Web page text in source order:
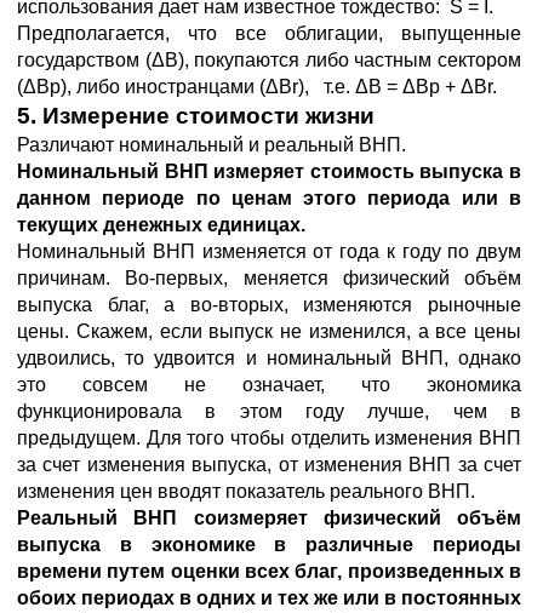
использования дает нам известное тождество: S = I.
Предполагается, что все облигации, выпущенные
государством (ΔB), покупаются либо частным сектором
(ΔBр), либо иностранцами (ΔBr), т.е. ΔB = ΔBр + ΔBr.
5. Измерение стоимости жизни
Различают номинальный и реальный ВНП.
Номинальный ВНП измеряет стоимость выпуска в
данном периоде по ценам этого периода или в
текущих денежных единицах.
Номинальный ВНП изменяется от года к году по двум
причинам. Во-первых, меняется физический объём
выпуска благ, а во-вторых, изменяются рыночные
цены. Скажем, если выпуск не изменился, а все цены
удвоились, то удвоится и номинальный ВНП, однако
это совсем не означает, что экономика
функционировала в этом году лучше, чем в
предыдущем. Для того чтобы отделить изменения ВНП
за счет изменения выпуска, от изменения ВНП за счет
изменения цен вводят показатель реального ВНП.
Реальный ВНП соизмеряет физический объём
выпуска в экономике в различные периоды
времени путем оценки всех благ, произведенных в
обоих периодах в одних и тех же или в постоянных